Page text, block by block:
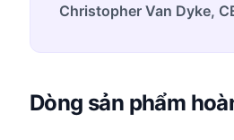
Christopher Van Dyke,
Dòng sản phẩm